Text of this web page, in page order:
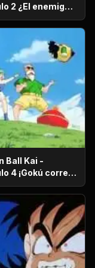
2 ¿El enemigo
mayor de
secreto de los
guerreros
Ball Kai -
4 ¡Gokú corre
allá! ¡El
de la serpiente
de